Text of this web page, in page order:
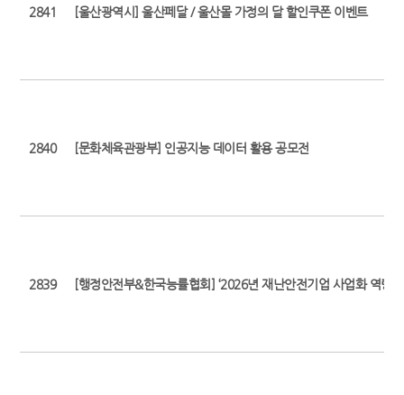
2841 [울산광역시] 울산페달 / 울산몰 가정의 달 할인쿠폰 이벤트
2840 [문화체육관광부] 인공지능 데이터 활용 공모전
2839 [행정안전부&한국능률협회] ‘2026년 재난안전기업 사업화 역량